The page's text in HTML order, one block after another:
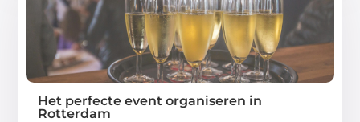
Het perfecte event organiseren in
Rotterdam